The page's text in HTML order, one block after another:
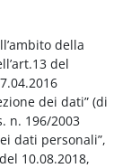
della
del
dei dati” (di
n. 196/2003
dati personali”,
10.08.2018,